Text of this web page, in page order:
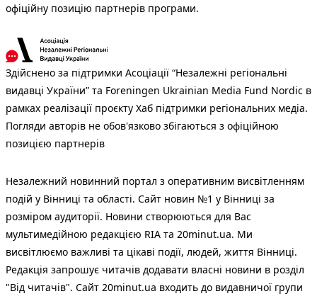
офіційну позицію партнерів програми.
Здійснено за підтримки Асоціації “Незалежні регіональні
видавці України” та Foreningen Ukrainian Media Fund Nordic в
рамках реалізації проєкту Хаб підтримки регіональних медіа.
Погляди авторів не обов'язково збігаються з офіційною
позицією партнерів
Незалежний новинний портал з оперативним висвітленням
подій у Вінниці та області. Сайт новин №1 у Вінниці за
розміром аудиторії. Новини створюються для Вас
мультимедійною редакцією RIA та 20minut.ua. Ми
висвітлюємо важливі та цікаві події, людей, життя Вінниці.
Редакція запрошує читачів додавати власні новини в розділ
"Від читачів". Сайт 20minut.ua входить до видавничої групи